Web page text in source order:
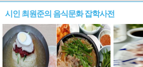
시인 최원준의 음식문화 잡학사전